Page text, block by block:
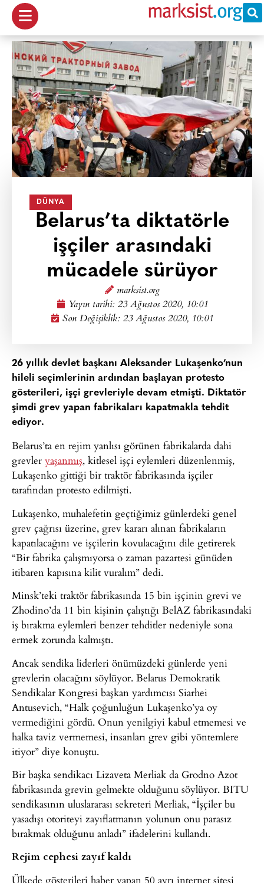
DÜNYA
Belarus’ta diktatörle
işçiler arasındaki
mücadele sürüyor
marksist.org
Yayın tarihi: 23 Ağustos 2020, 10:01
Son Değişiklik: 23 Ağustos 2020, 10:01
26 yıllık devlet başkanı Aleksander Lukaşenko’nun
hileli seçimlerinin ardından başlayan protesto
gösterileri, işçi grevleriyle devam etmişti. Diktatör
şimdi grev yapan fabrikaları kapatmakla tehdit
ediyor.
Belarus’ta en rejim yanlısı görünen fabrikalarda dahi
grevler yaşanmış, kitlesel işçi eylemleri düzenlenmiş,
Lukaşenko gittiği bir traktör fabrikasında işçiler
tarafından protesto edilmişti.
Lukaşenko, muhalefetin geçtiğimiz günlerdeki genel
grev çağrısı üzerine, grev kararı alınan fabrikaların
kapatılacağını ve işçilerin kovulacağını dile getirerek
“Bir fabrika çalışmıyorsa o zaman pazartesi günüden
itibaren kapısına kilit vuralım” dedi.
Minsk’teki traktör fabrikasında 15 bin işçinin grevi ve
Zhodino’da 11 bin kişinin çalıştığı BelAZ fabrikasındaki
iş bırakma eylemleri benzer tehditler nedeniyle sona
ermek zorunda kalmıştı.
Ancak sendika liderleri önümüzdeki günlerde yeni
grevlerin olacağını söylüyor. Belarus Demokratik
Sendikalar Kongresi başkan yardımcısı Siarhei
Antusevich, “Halk çoğunluğun Lukaşenko’ya oy
vermediğini gördü. Onun yenilgiyi kabul etmemesi ve
halka taviz vermemesi, insanları grev gibi yöntemlere
itiyor” diye konuştu.
Bir başka sendikacı Lizaveta Merliak da Grodno Azot
fabrikasında grevin gelmekte olduğunu söylüyor. BITU
sendikasının uluslararası sekreteri Merliak, “İşçiler bu
yasadışı otoriteyi zayıflatmanın yolunun onu parasız
bırakmak olduğunu anladı” ifadelerini kullandı.
Rejim cephesi zayıf kaldı
Ülkede gösterileri haber yapan 50 ayrı internet sitesi